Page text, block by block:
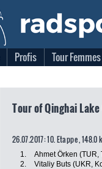
Profis Tour Femmes
Tour of Qinghai
26.07.2017: 10. Etappe , 148.0
1. Ahmet Örken (TUR,
2.
Vitaliy Buts (UKR,